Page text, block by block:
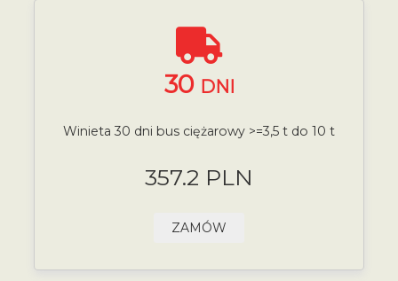
30 DNI
Winieta 30 dni bus ciężarowy >=3,5 t do 10 t
357.2 PLN
ZAMÓW